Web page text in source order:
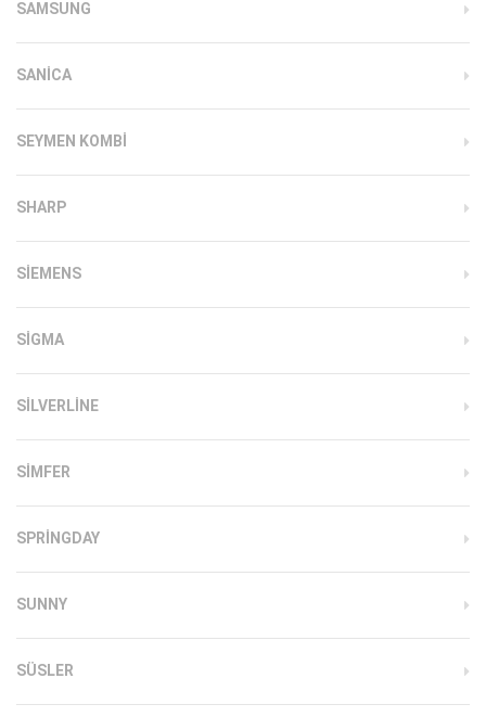
SAMSUNG
SANICA
SEYMEN KOMBI
SHARP
SIEMENS
SIGMA
SILVERLINE
SIMFER
SPRINGDAY
SUNNY
SÜSLER